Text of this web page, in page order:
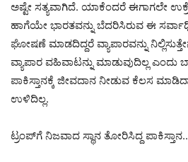
ಅಷ್ಟೇ ಸತ್ಯವಾಗಿದೆ. ಯಾಕೆಂದರೆ ಈಗಾಗಲೇ
ಹಾಗೆಯೇ ಭಾರತವನ್ನು ಬೆದರಿಸಿರುವ ಈ
ಘೋಷಣೆ ಮಾಡದಿದ್ದರೆ ವ್ಯಾಪಾರವನ್ನು
ವ್ಯಾಪಾರ ವಹಿವಾಟನ್ನು ಮಾಡುವುದಿಲ್ಲ ಎಂದು
ಪಾಕಿಸ್ತಾನಕ್ಕೆ ಜೀವದಾನ ನೀಡುವ ಕೆಲಸ
ಉಳಿದಿಲ್ಲ.
ಟ್ರಂಪ್‌ಗೆ ನಿಜವಾದ ಸ್ಥಾನ ತೋರಿಸಿದ್ದ ಪಾಕಿಸ್ತಾನ..